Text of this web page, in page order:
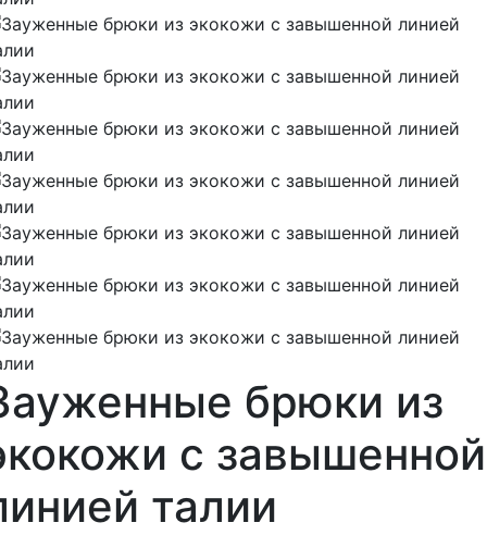
брюки из
с завышенной
талии